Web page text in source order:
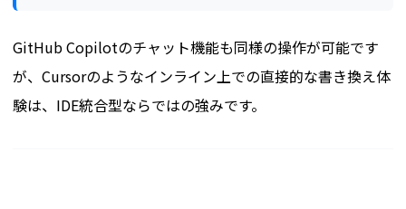
GitHub Copilotのチャット機能も同様の操作が可能です
が、Cursorのようなインライン上での直接的な書き換え体
験は、IDE統合型ならではの強みです。